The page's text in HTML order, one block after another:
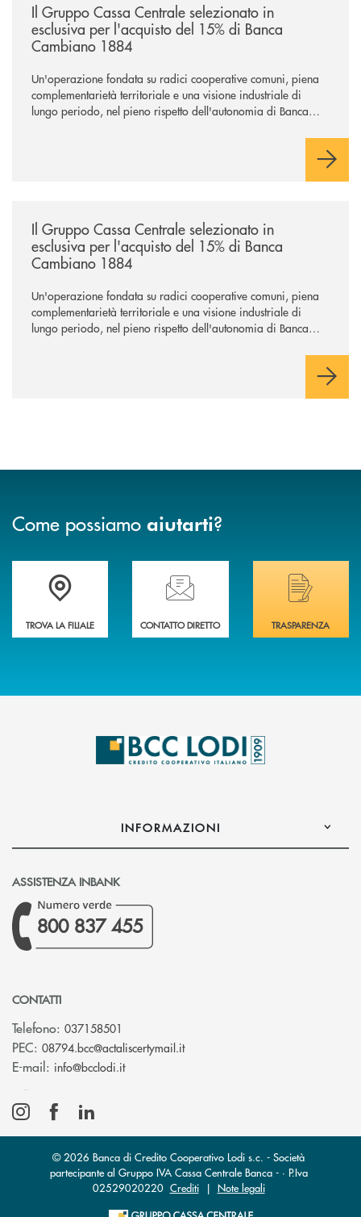
Il Gruppo Cassa Centrale selezionato in
esclusiva per l'acquisto del 15% di Banca
Cambiano 1884
Un'operazione fondata su radici cooperative comuni, piena
complementarietà territoriale e una visione industriale di
lungo periodo, nel pieno rispetto dell'autonomia di Banca
negoziazione esclusiva per la finalizzazione dell’operazione.
Il Gruppo Cassa Centrale selezionato in
esclusiva per l'acquisto del 15% di Banca
Cambiano 1884
Un'operazione fondata su radici cooperative comuni, piena
complementarietà territoriale e una visione industriale di
lungo periodo, nel pieno rispetto dell'autonomia di Banca
negoziazione esclusiva per la finalizzazione dell’operazione.
Come possiamo aiutarti?
Trova la filiale più vicina a Te
TROVA LA FILIALE
Hai bisogno di assistenza immediata?
CONTATTO DIRETTO
Hai bisogno di
TRASPARENZA
INFORMAZIONI
ASSISTENZA INBANK
800 837 455
CONTATTI
Telefono: 037158501
PEC: 08794.bcc@actaliscertymail.it(si apre l’app di posta
E-mail: info@bcclodi.it(si apre l’app di posta elettronica)
© 2026 Banca di Credito Cooperativo Lodi s.c. - Società
partecipante al Gruppo IVA Cassa Centrale Banca - · P.Iva
02529020220 Crediti| Note legali